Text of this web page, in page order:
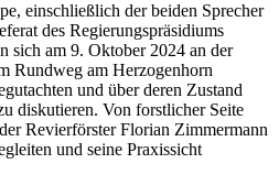
einschließlich der beiden Sprecher
des Regierungspräsidiums
sich am 9. Oktober 2024 an der
Rundweg am Herzogenhorn
und über deren Zustand
diskutieren. Von forstlicher Seite
Revierförster Florian Zimmermann
und seine Praxissicht